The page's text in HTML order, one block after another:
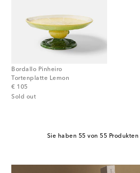
Bordallo Pinheiro
Tortenplatte Lemon
€ 105
original price
Sold out
Sie haben 55 von 55 Produkten